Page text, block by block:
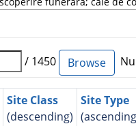
/ 1450
Site Class
(descending)
Site Type